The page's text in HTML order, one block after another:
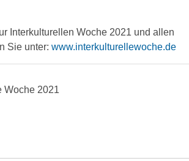
Interkulturellen Woche 2021 und allen
Sie unter:www.interkulturellewoche.de
Woche 2021